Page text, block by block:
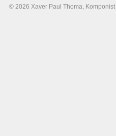
© 2026 Xaver Paul Thoma, Komponist